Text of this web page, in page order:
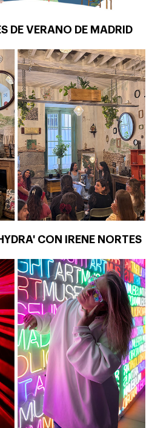
DE VERANO DE MADRID
CON IRENE NORTES